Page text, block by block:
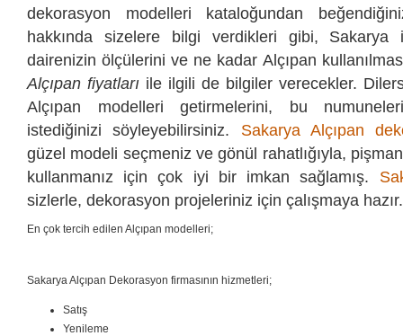
dekorasyon modelleri kataloğundan
hakkında sizelere bilgi verdikleri gibi, Sakarya
dairenizin ölçülerini ve ne kadar Alçıpan
Alçıpan fiyatları ile ilgili de bilgiler verecekler.
Alçıpan modelleri getirmelerini, bu
istediğinizi söyleyebilirsiniz. Sakarya Alçıpan
güzel modeli seçmeniz ve gönül rahatlığıyla,
kullanmanız için çok iyi bir imkan sağlamış.
sizlerle, dekorasyon projeleriniz için çalışmaya hazır.
En çok tercih edilen Alçıpan modelleri;
Sakarya Alçıpan Dekorasyon firmasının hizmetleri;
Satış
Yenileme